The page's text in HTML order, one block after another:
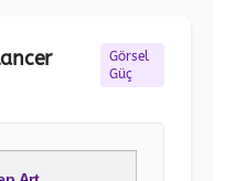
Görsel
Güç